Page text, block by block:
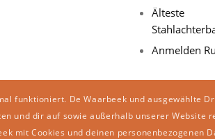
Älteste
Anmelden
funktioniert. De Waarbeek und ausgewählte
und dir auf sowie außerhalb unserer Website
mit Cookies und deinen personenbezogenen